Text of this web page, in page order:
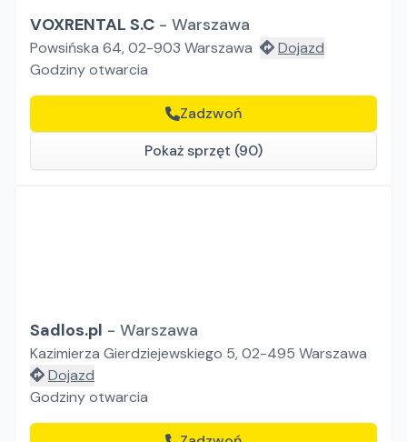
VOXRENTAL S.C - Warszawa
Powsińska 64, 02-903 Warszawa
Dojazd
Godziny otwarcia
Zadzwoń
Pokaż sprzęt (90)
Sadlos.pl - Warszawa
Kazimierza Gierdziejewskiego 5, 02-495 Warszawa
Dojazd
Godziny otwarcia